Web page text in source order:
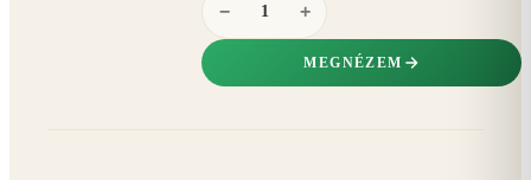
− +
MEGNÉZEM